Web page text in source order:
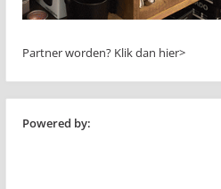
Partner worden? Klik dan hier>
Powered by: